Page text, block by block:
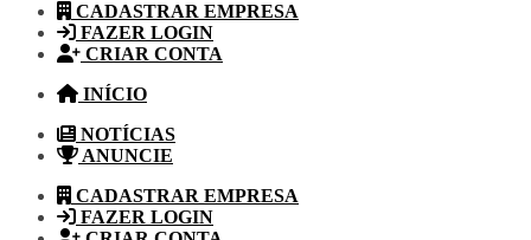
CADASTRAR EMPRESA
FAZER LOGIN
CRIAR CONTA
INÍCIO
NOTÍCIAS
ANUNCIE
CADASTRAR EMPRESA
FAZER LOGIN